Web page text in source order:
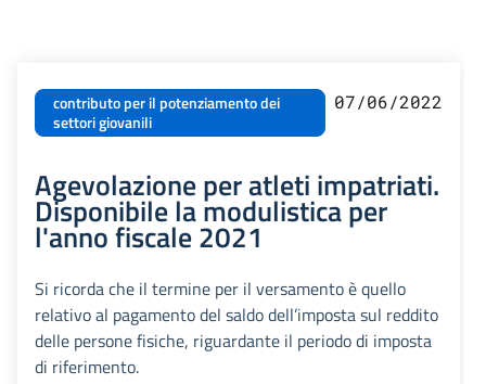
contributo per il potenziamento dei
settori giovanili
07/06/2022
Agevolazione per atleti impatriati.
Disponibile la modulistica per
l'anno fiscale 2021
Si ricorda che il termine per il versamento è quello
relativo al pagamento del saldo dell’imposta sul reddito
delle persone fisiche, riguardante il periodo di imposta
di riferimento.